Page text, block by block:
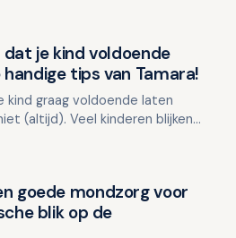
je kind voldoende
tips van Tamara!
kind graag voldoende laten
kinderen blijken
goede mondzorg voor
blik op de